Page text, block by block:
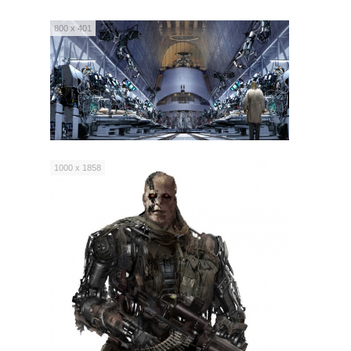
800 x 401
1000 x 1858